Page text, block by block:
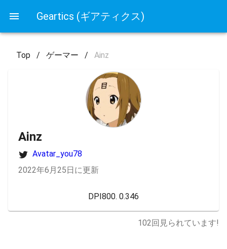
Geartics (ギアティクス)
Top / ゲーマー / Ainz
Ainz
Avatar_you78
2022年6月25日に更新
DPI800. 0.346
102回見られています!